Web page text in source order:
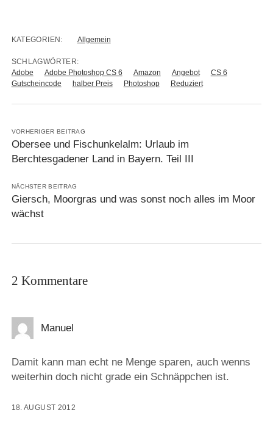
KATEGORIEN: Allgemein
SCHLAGWÖRTER:
Adobe
Adobe Photoshop CS 6 Amazon Angebot
CS 6
Gutscheincode
halber Preis Photoshop Reduziert
VORHERIGER BEITRAG
Obersee und Fischunkelalm: Urlaub im
Berchtesgadener Land in Bayern. Teil III
NÄCHSTER BEITRAG
Giersch, Moorgras und was sonst noch alles im Moor
wächst
2 Kommentare
Manuel
Damit kann man echt ne Menge sparen, auch wenns
weiterhin doch nicht grade ein Schnäppchen ist.
18. AUGUST 2012